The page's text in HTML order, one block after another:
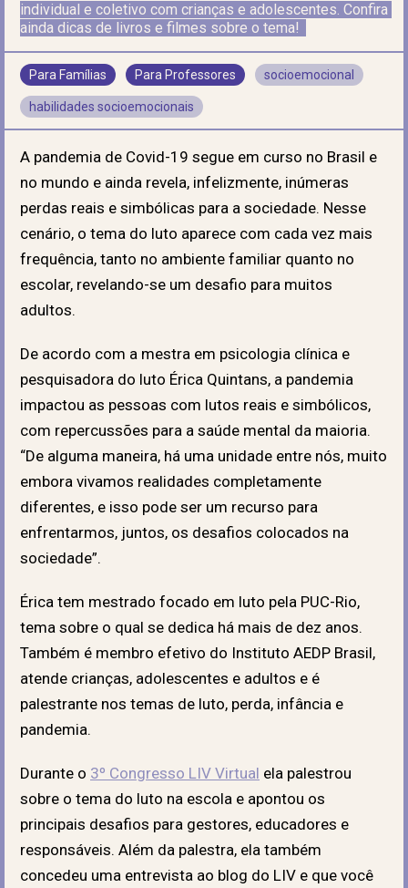
individual e coletivo com crianças e adolescentes. Confira
ainda dicas de livros e filmes sobre o tema!
Para Famílias Para Professores socioemocional
habilidades socioemocionais
A pandemia de Covid-19 segue em curso no Brasil e
no mundo e ainda revela, infelizmente, inúmeras
perdas reais e simbólicas para a sociedade. Nesse
cenário, o tema do luto aparece com cada vez mais
frequência, tanto no ambiente familiar quanto no
escolar, revelando-se um desafio para muitos
adultos.
De acordo com a mestra em psicologia clínica e
pesquisadora do luto Érica Quintans, a pandemia
impactou as pessoas com lutos reais e simbólicos,
com repercussões para a saúde mental da maioria.
“De alguma maneira, há uma unidade entre nós, muito
embora vivamos realidades completamente
diferentes, e isso pode ser um recurso para
enfrentarmos, juntos, os desafios colocados na
sociedade”.
Érica tem mestrado focado em luto pela PUC-Rio,
tema sobre o qual se dedica há mais de dez anos.
Também é membro efetivo do Instituto AEDP Brasil,
atende crianças, adolescentes e adultos e é
palestrante nos temas de luto, perda, infância e
pandemia.
Durante o 3º Congresso LIV Virtual ela palestrou
sobre o tema do luto na escola e apontou os
principais desafios para gestores, educadores e
responsáveis. Além da palestra, ela também
concedeu uma entrevista ao blog do LIV e que você